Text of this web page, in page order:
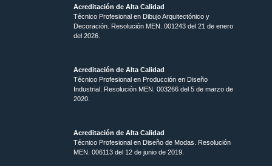
Acreditación de Alta Calidad
Técnico Profesional en Dibujo Arquitectónico y
Decoración. Resolución MEN. 001243 del 21 de enero
del 2026.
Acreditación de Alta Calidad
Técnico Profesional en Producción en Diseño
Industrial. Resolución MEN. 003266 del 5 de marzo de
2020.
Acreditación de Alta Calidad
Técnico Profesional en Diseño de Modas. Resolución
MEN. 006113 del 12 de junio de 2019.